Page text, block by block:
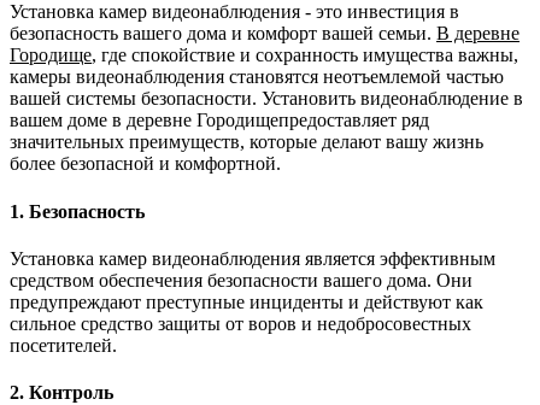
Установка камер видеонаблюдения - это инвестиция в
безопасность вашего дома и комфорт вашей семьи. В деревне
Городище, где спокойствие и сохранность имущества важны,
камеры видеонаблюдения становятся неотъемлемой частью
вашей системы безопасности. Установить видеонаблюдение в
вашем доме в деревне Городищепредоставляет ряд
значительных преимуществ, которые делают вашу жизнь
более безопасной и комфортной.
1. Безопасность
Установка камер видеонаблюдения является эффективным
средством обеспечения безопасности вашего дома. Они
предупреждают преступные инциденты и действуют как
сильное средство защиты от воров и недобросовестных
посетителей.
2. Контроль